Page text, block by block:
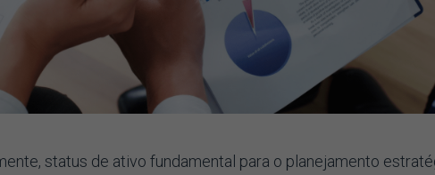
status de ativo fundamental para o planejamento